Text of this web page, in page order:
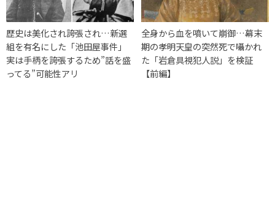
歴史は美化され誇張され…新選
組を有名にした「池田屋事件」
実は手柄を誇張するため”話を盛
ってる”可能性アリ
全身から血を噴いて崩御…幕末
期の孝明天皇の突然死で囁かれ
た「岩倉具視犯人説」を検証
【前編】